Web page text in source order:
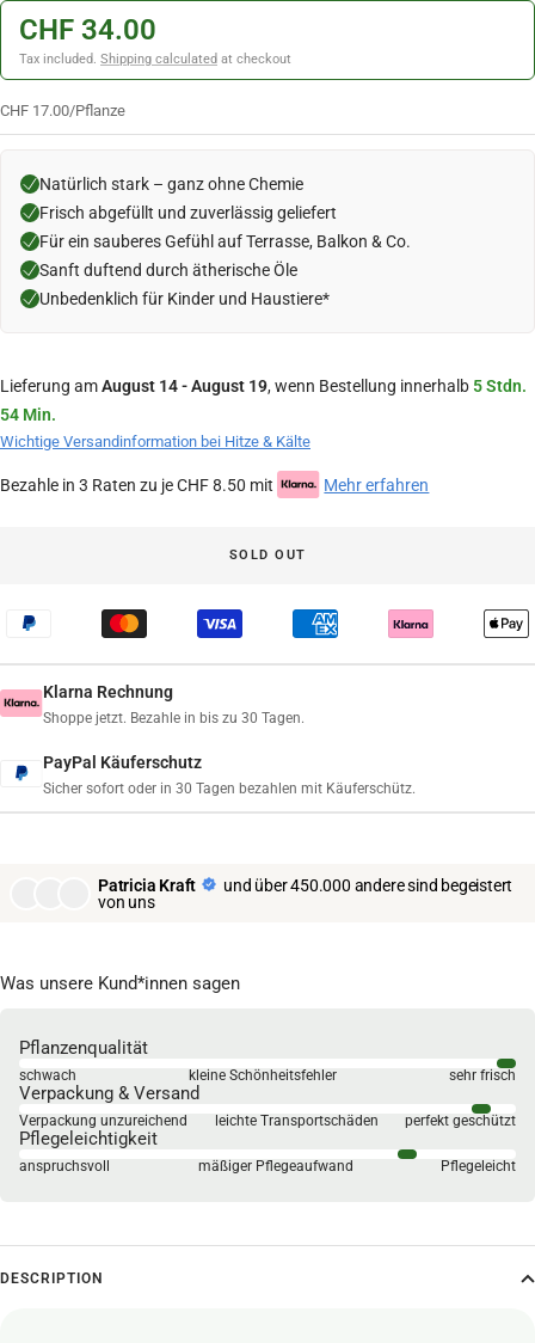
CHF 34.00
Tax included. Shipping calculated at checkout
CHF 17.00/Pflanze
Natürlich stark – ganz ohne Chemie
Frisch abgefüllt und zuverlässig geliefert
Für ein sauberes Gefühl auf Terrasse, Balkon & Co.
Sanft duftend durch ätherische Öle
Unbedenklich für Kinder und Haustiere*
Lieferung amAugust 14 - August 19, wenn Bestellung innerhalb 5 Stdn.
54 Min.
Wichtige Versandinformation bei Hitze & Kälte
Bezahle in 3 Raten zu je CHF 8.50 mit Mehr erfahren
SOLD OUT
Klarna Rechnung
Shoppe jetzt. Bezahle in bis zu 30 Tagen.
PayPal Käuferschutz
Sicher sofort oder in 30 Tagen bezahlen mit Käuferschütz.
Patricia Kraft
und über 450.000 andere sind begeistert
von uns
Was unsere Kund*innen sagen
Pflanzenqualität
schwach kleine Schönheitsfehler sehr frisch
Verpackung & Versand
Verpackung unzureichend leichte Transportschäden perfekt geschützt
Pflegeleichtigkeit
anspruchsvoll mäßiger Pflegeaufwand Pflegeleicht
DESCRIPTION